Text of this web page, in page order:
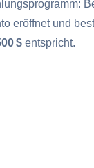
eröffnet und
$ entspricht.